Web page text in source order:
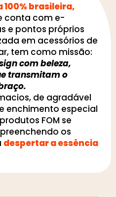
100% brasileira,
conta com e-
e pontos próprios
em acessórios de
tem como missão:
com beleza,
transmitam o
de agradável
enchimento especial
FOM se
os
despertar a essência